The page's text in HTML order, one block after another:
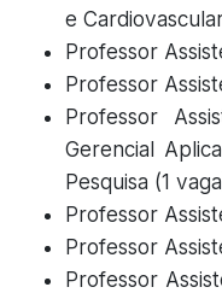
e
Professor
Professor
Professor
Gerencial
Pesquisa (1
Professor
Professor
Professor